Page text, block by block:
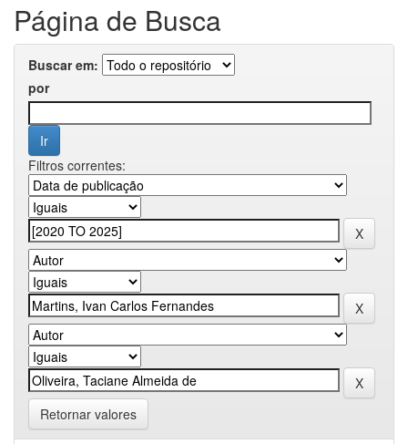
Página de Busca
Buscar em:
por
Filtros correntes:
Retornar valores